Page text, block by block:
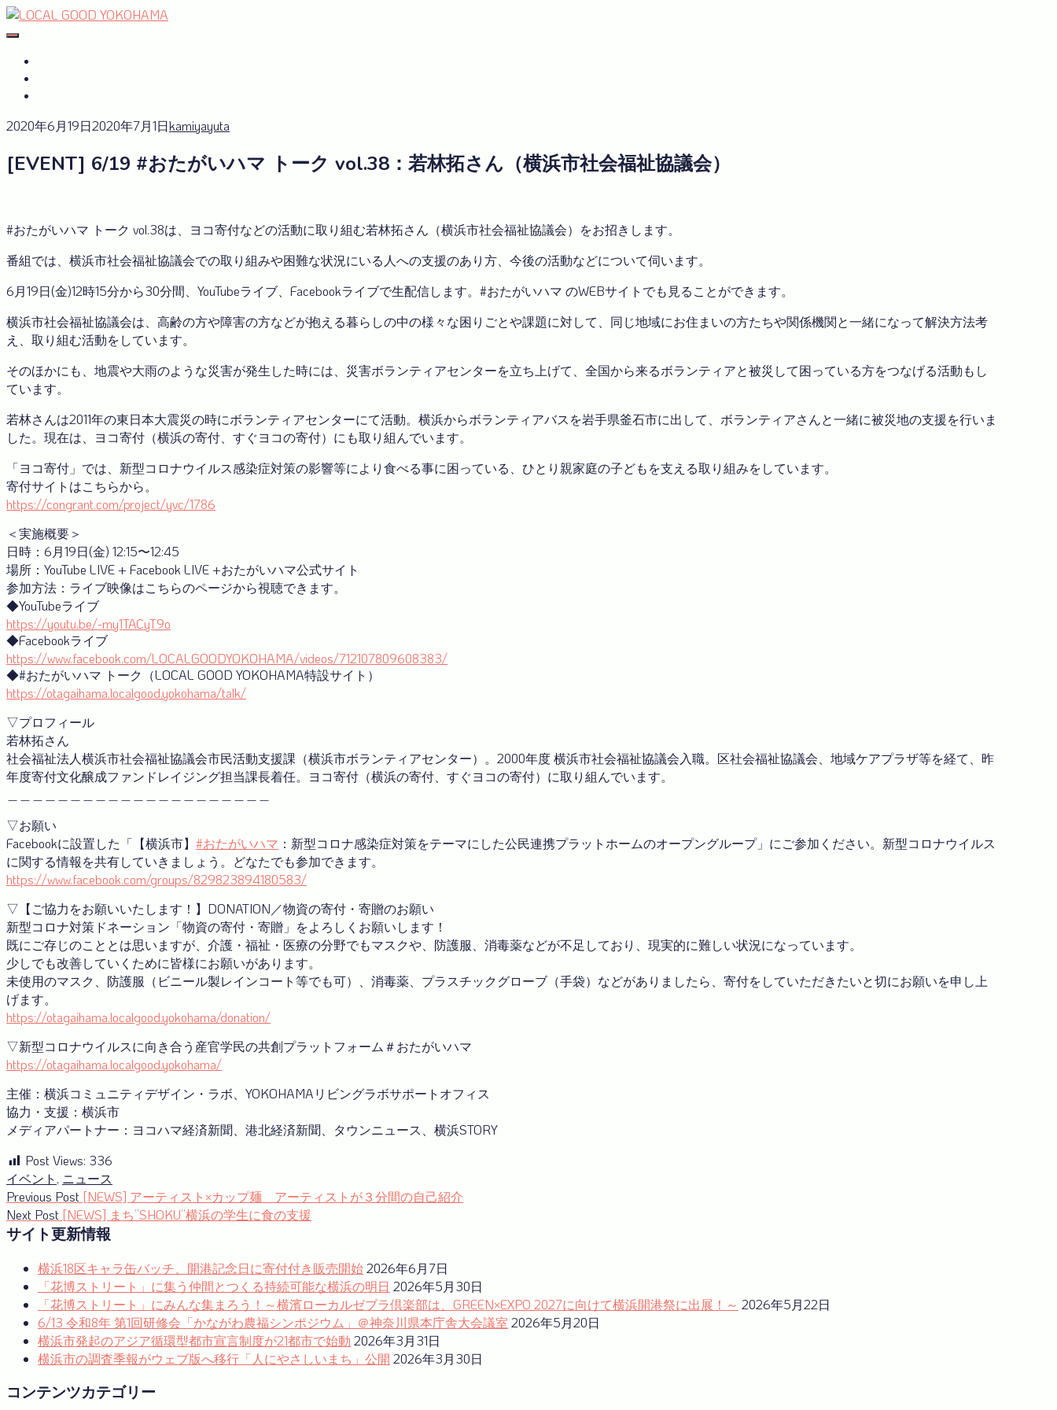
Skip
to
2020年6月19日2020年7月1日kamiyayuta
[EVENT] 6/19 #おたがいハマ トーク vol.38：若林拓さん（横浜市社会福祉協議会）
#おたがいハマ トーク vol.38は、ヨコ寄付などの活動に取り組む若林拓さん（横浜市社会福祉協議会）をお招きします。
番組では、横浜市社会福祉協議会での取り組みや困難な状況にいる人への支援のあり方、今後の活動などについて伺います。
6月19日(金)12時15分から30分間、YouTubeライブ、Facebookライブで生配信します。#おたがいハマ のWEBサイトでも見ることができます。
横浜市社会福祉協議会は、高齢の方や障害の方などが抱える暮らしの中の様々な困りごとや課題に対して、同じ地域にお住まいの方たちや関係機関と一緒になって解決方法考
え、取り組む活動をしています。
そのほかにも、地震や大雨のような災害が発生した時には、災害ボランティアセンターを立ち上げて、全国から来るボランティアと被災して困っている方をつなげる活動もし
ています。
若林さんは2011年の東日本大震災の時にボランティアセンターにて活動。横浜からボランティアバスを岩手県釜石市に出して、ボランティアさんと一緒に被災地の支援を行いま
した。現在は、ヨコ寄付（横浜の寄付、すぐヨコの寄付）にも取り組んでいます。
「ヨコ寄付」では、新型コロナウイルス感染症対策の影響等により食べる事に困っている、ひとり親家庭の子どもを支える取り組みをしています。
寄付サイトはこちらから。
https://congrant.com/project/yvc/1786
＜実施概要＞
日時：6月19日(金) 12:15〜12:45
場所：YouTube LIVE + Facebook LIVE +おたがいハマ公式サイト
参加方法：ライブ映像はこちらのページから視聴できます。
◆YouTubeライブ
https://youtu.be/-my1TACyT9o
◆Facebookライブ
https://www.facebook.com/LOCALGOODYOKOHAMA/videos/712107809608383/
◆#おたがいハマ トーク（LOCAL GOOD YOKOHAMA特設サイト）
https://otagaihama.localgood.yokohama/talk/
▽プロフィール
若林拓さん
社会福祉法人横浜市社会福祉協議会市民活動支援課（横浜市ボランティアセンター）。2000年度 横浜市社会福祉協議会入職。区社会福祉協議会、地域ケアプラザ等を経て、昨
年度寄付文化醸成ファンドレイジング担当課長着任。ヨコ寄付（横浜の寄付、すぐヨコの寄付）に取り組んでいます。
▽お願い
Facebookに設置した「【横浜市】 #おたがいハマ ：新型コロナ感染症対策をテーマにした公民連携プラットホームのオープングループ」にご参加ください。新型コロナウイルス
に関する情報を共有していきましょう。どなたでも参加できます。
https://www.facebook.com/groups/829823894180583/
▽【ご協力をお願いいたします！】DONATION／物資の寄付・寄贈のお願い
新型コロナ対策ドネーション「物資の寄付・寄贈」をよろしくお願いします！
既にご存じのこととは思いますが、介護・福祉・医療の分野でもマスクや、防護服、消毒薬などが不足しており、現実的に難しい状況になっています。
少しでも改善していくために皆様にお願いがあります。
未使用のマスク、防護服（ビニール製レインコート等でも可）、消毒薬、プラスチックグローブ（手袋）などがありましたら、寄付をしていただきたいと切にお願いを申し上
げます。
https://otagaihama.localgood.yokohama/donation/
▽新型コロナウイルスに向き合う産官学⺠の共創プラットフォーム＃おたがいハマ
https://otagaihama.localgood.yokohama/
主催：横浜コミュニティデザイン・ラボ、YOKOHAMAリビングラボサポートオフィス
協力・支援：横浜市
メディアパートナー：ヨコハマ経済新聞、港北経済新聞、タウンニュース、横浜STORY
Post Views: 336
イベント , ニュース
投
稿
ナ
ビ
ゲ
ー
シ
ン
Previous Post Previous
post:
[NEWS] アーティスト×カップ麺 アーティストが３分間の自己紹介
Next Post Next
post:
[NEWS] まち”SHOKU”横浜の学生に食の支援
サイト更新情報
横浜18区キャラ缶バッチ、開港記念日に寄付付き販売開始2026年6月7日
「花博ストリート」に集う仲間とつくる持続可能な横浜の明日 2026年5月30日
「花博ストリート」にみんな集まろう！～横濱ローカルゼブラ倶楽部は、GREEN×EXPO 2027に向けて横浜開港祭に出展！～ 2026年5月22日
6/13 令和8年 第1回研修会「かながわ農福シンポジウム」＠神奈川県本庁舎大会議室 2026年5月20日
横浜市発起のアジア循環型都市宣言制度が21都市で始動 2026年3月31日
横浜市の調査季報がウェブ版へ移行「人にやさしいまち」公開 2026年3月30日
コンテンツカテゴリー